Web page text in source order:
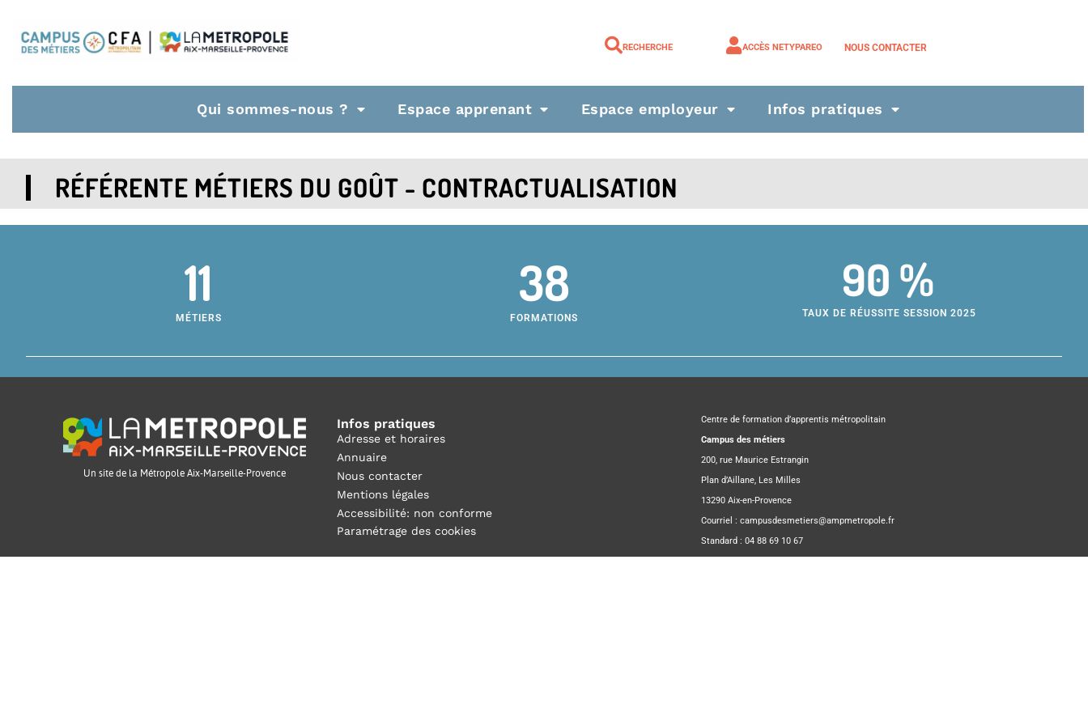
RECHERCHE ACCÈS NETYPAREO NOUS CONTACTER
Qui sommes-nous ? Espace apprenant Espace employeur Infos pratiques
RÉFÉRENTE MÉTIERS DU GOÛT - CONTRACTUALISATION
11
MÉTIERS
38
FORMATIONS
90 %
TAUX DE RÉUSSITE SESSION 2025
Un site de la Métropole Aix-Marseille-Provence
Infos pratiques
Adresse et horaires
Annuaire
Nous contacter
Mentions légales
Accessibilité: non conforme
Paramétrage des cookies
Centre de formation d’apprentis métropolitain
Campus des métiers
200, rue Maurice Estrangin
Plan d’Aillane, Les Milles
13290 Aix-en-Provence
Courriel : campusdesmetiers@ampmetropole.fr
Standard : 04 88 69 10 67